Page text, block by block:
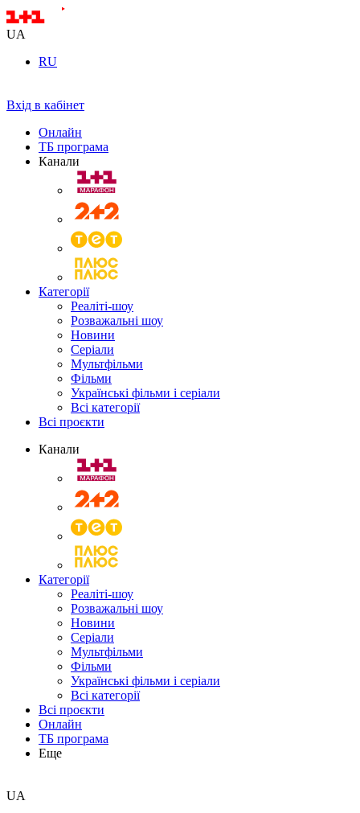
UA
RU
Вхід в кабінет
Онлайн
ТБ програма
Канали
Категорії
Реаліті-шоу
Розважальні шоу
Новини
Серіали
Мультфільми
Фільми
Українські фільми і серіали
Всі категорії
Всі проєкти
Канали
Категорії
Реаліті-шоу
Розважальні шоу
Новини
Серіали
Мультфільми
Фільми
Українські фільми і серіали
Всі категорії
Всі проєкти
Онлайн
ТБ програма
Еще
UA